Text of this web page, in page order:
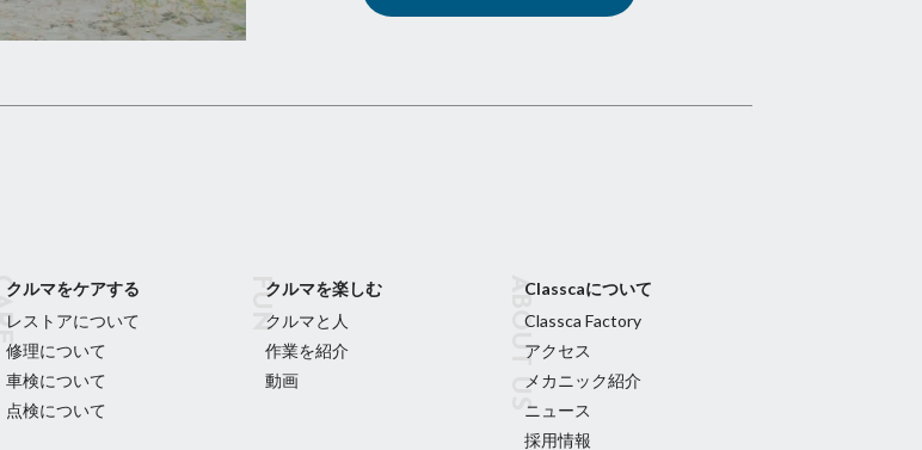
クルマをケアする
レストアについて
修理について
車検について
点検について
クルマを楽しむ
クルマと人
作業を紹介
動画
Classcaについて
Classca Factory
アクセス
メカニック紹介
ニュース
採用情報